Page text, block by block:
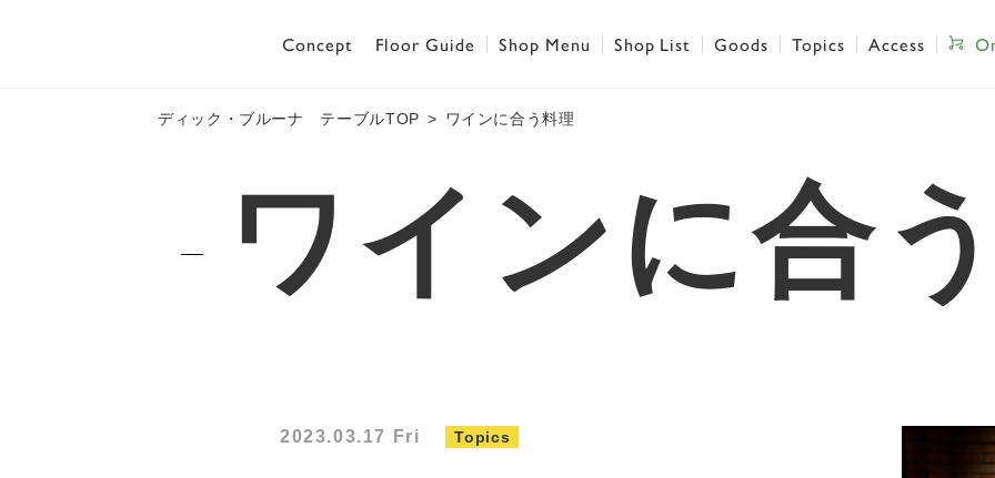
Floor Guide Shop Menu Shop List Goods
Concept Topics Access
ディック・ブルーナ テーブルTOP ワインに合う料理
ワインに合
2023.03.17 Fri Topics